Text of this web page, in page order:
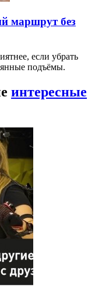
маршрут без
если убрать
подъёмы.
интересные